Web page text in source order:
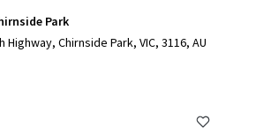
Park
Highway, Chirnside Park, VIC, 3116, AU